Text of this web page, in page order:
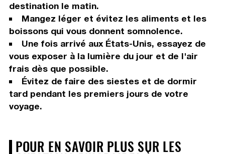
destination le matin.
Mangez léger et évitez les aliments et les
boissons qui vous donnent somnolence.
Une fois arrivé aux États-Unis, essayez de
vous exposer à la lumière du jour et de l'air
frais dès que possible.
Évitez de faire des siestes et de dormir
tard pendant les premiers jours de votre
voyage.
POUR EN SAVOIR PLUS SUR LES